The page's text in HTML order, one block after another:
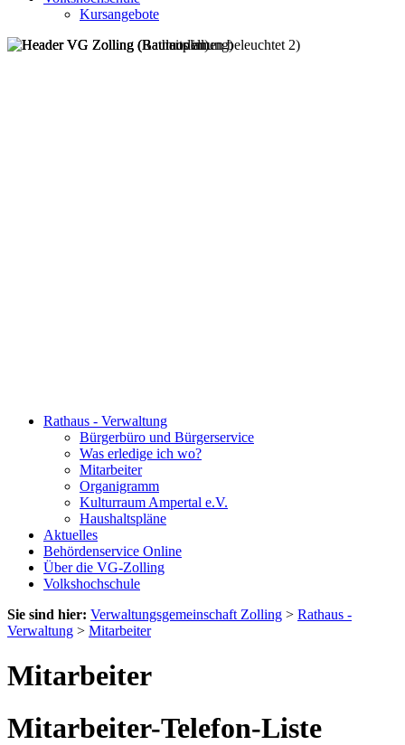
Kursangebote
Rathaus - Verwaltung
Bürgerbüro und Bürgerservice
Was erledige ich wo?
Mitarbeiter
Organigramm
Kulturraum Ampertal e.V.
Haushaltspläne
Aktuelles
Behördenservice Online
Über die VG-Zolling
Volkshochschule
Sie sind hier: Verwaltungsgemeinschaft Zolling > Rathaus -
Verwaltung > Mitarbeiter
Mitarbeiter
Mitarbeiter-Telefon-Liste